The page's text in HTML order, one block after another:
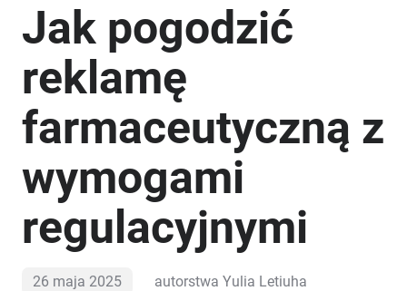
Jak pogodzić
reklamę
farmaceutyczną z
wymogami
regulacyjnymi
26 maja 2025 autorstwa Yulia Letiuha